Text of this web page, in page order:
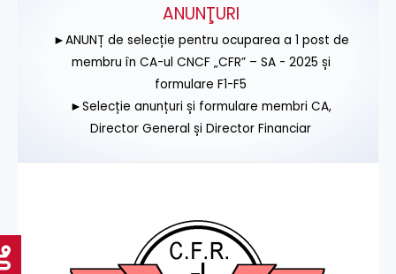
ANUNŢURI
►ANUNȚ de selecție pentru ocuparea a 1 post de
membru în CA-ul CNCF „CFR” – SA - 2025 și
formulare F1-F5
►Selecție anunțuri și formulare membri CA,
Director General și Director Financiar